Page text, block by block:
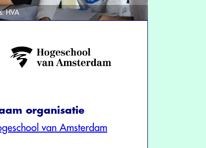
HVA
organisatie
van Amsterdam